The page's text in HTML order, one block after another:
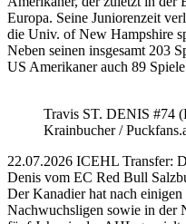
Europa. Seine Juniorenzeit
die Univ. of New Hampshire
Neben seinen insgesamt 203
US Amerikaner auch 89
Travis ST. DENIS #74
Krainbucher /
22.07.2026 ICEHL Transfer:
Denis vom EC Red Bull
Der Kanadier hat nach
Nachwuchsligen sowie in